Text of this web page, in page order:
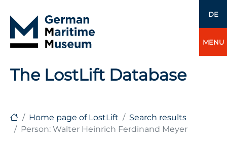
DE
MENU
The LostLift Database
Home page of LostLift
Search results
Person: Walter Heinrich Ferdinand Meyer